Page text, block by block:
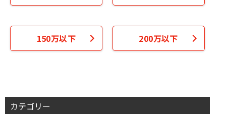
150万以下 200万以下
カテゴリー